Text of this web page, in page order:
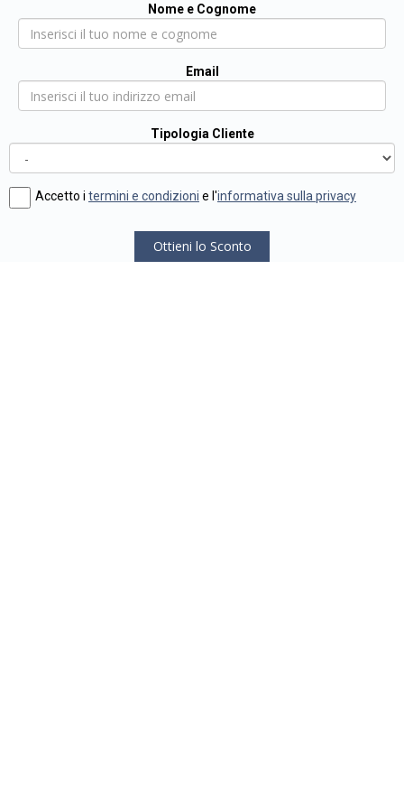
Nome e Cognome
Email
Tipologia Cliente
Accetto i termini e condizioni e l'informativa sulla privacy
Ottieni lo Sconto